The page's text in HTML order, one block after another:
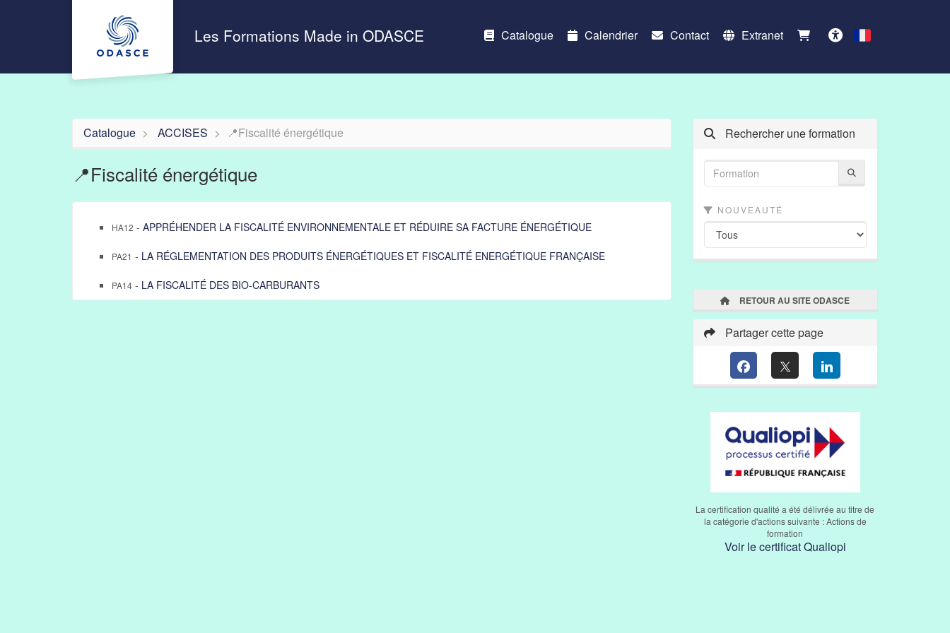
Aller au menu principal
Aller au contenu principal
Personnaliser l'interface
Les Formations Made in ODASCE Catalogue Calendrier Contact
Extranet
Français
Catalogue ACCISES 📍Fiscalité énergétique
📍Fiscalité énergétique
HA12 - APPRÉHENDER LA FISCALITÉ ENVIRONNEMENTALE ET RÉDUIRE SA FACTURE ÉNERGÉTIQUE
PA21 - LA RÉGLEMENTATION DES PRODUITS ÉNERGÉTIQUES ET FISCALITÉ ENERGÉTIQUE FRANÇAISE
PA14 - LA FISCALITÉ DES BIO-CARBURANTS
Rechercher une formation
NOUVEAUTÉ
RETOUR AU SITE ODASCE
Partager cette page
La certification qualité a été délivrée au titre de
la catégorie d'actions suivante : Actions de
formation
Voir le certificat Qualiopi